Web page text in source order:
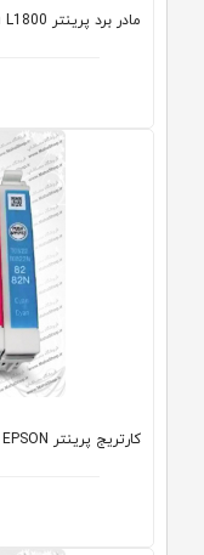
مادر برد پرینتر Epson L1800
کارتریج پرینتر T50 EPSON اصلی